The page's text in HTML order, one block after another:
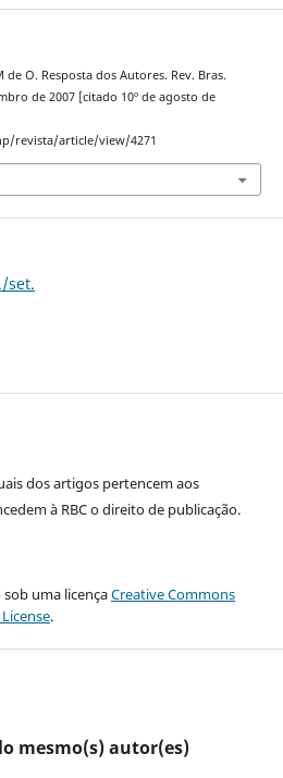
de O. Resposta dos Autores. Rev. Bras.
de 2007 [citado 10º de agosto de
revista/article/view/4271
set.
dos artigos pertencem aos
à RBC o direito de publicação.
uma licençaCreative Commons
.
mesmo(s) autor(es)